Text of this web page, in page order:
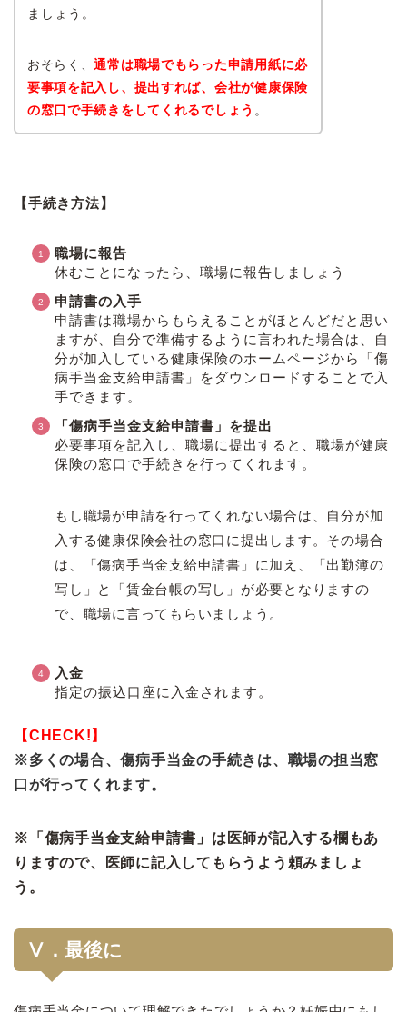
ましょう。
おそらく、通常は職場でもらった申請用紙に必
要事項を記入し、提出すれば、会社が健康保険
の窓口で手続きをしてくれるでしょう 。
【手続き方法】
職場に報告
休むことになったら、職場に報告しましょう
申請書の入手
申請書は職場からもらえることがほとんどだと思い
ますが、自分で準備するように言われた場合は、自
分が加入している健康保険のホームページから「傷
病手当金支給申請書」をダウンロードすることで入
手できます。
「傷病手当金支給申請書」を提出
必要事項を記入し、職場に提出すると、職場が健康
保険の窓口で手続きを行ってくれます。
もし職場が申請を行ってくれない場合は、自分が加
入する健康保険会社の窓口に提出します。その場合
は、「傷病手当金支給申請書」に加え、「出勤簿の
写し」と「賃金台帳の写し」が必要となりますの
で、職場に言ってもらいましょう。
入金
指定の振込口座に入金されます。
【CHECK!】
※多くの場合、傷病手当金の手続きは、職場の担当窓
口が行ってくれます。
※「傷病手当金支給申請書」は医師が記入する欄もあ
りますので、医師に記入してもらうよう頼みましょ
う。
Ⅴ．最後に